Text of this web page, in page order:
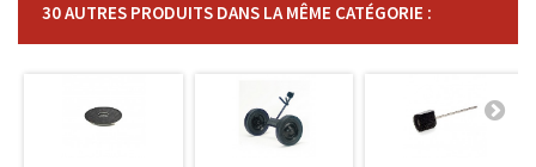
30 AUTRES PRODUITS DANS LA MÊME CATÉGORIE :